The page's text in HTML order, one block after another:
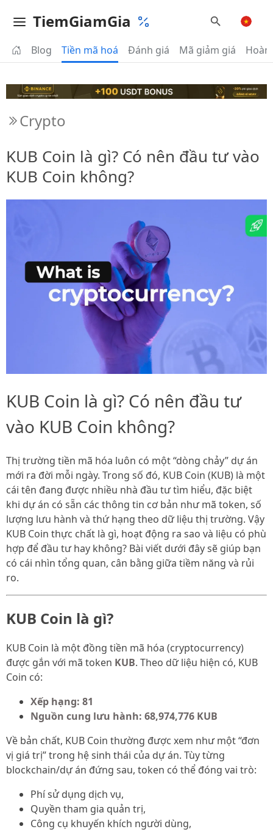
TiemGiamGia
Blog Tiền mã hoá Đánh giá Mã giảm giá
Crypto
KUB Coin là gì? Có nên đầu tư vào
KUB Coin không?
KUB Coin là gì? Có nên đầu tư
vào KUB Coin không?
Thị trường tiền mã hóa luôn có một “dòng chảy” dự án
mới ra đời mỗi ngày. Trong số đó, KUB Coin (KUB) là một
cái tên đang được nhiều nhà đầu tư tìm hiểu, đặc biệt
khi dự án có sẵn các thông tin cơ bản như mã token, số
lượng lưu hành và thứ hạng theo dữ liệu thị trường. Vậy
KUB Coin thực chất là gì, hoạt động ra sao và liệu có phù
hợp để đầu tư hay không? Bài viết dưới đây sẽ giúp bạn
có cái nhìn tổng quan, cân bằng giữa tiềm năng và rủi
ro.
KUB Coin là gì?
KUB Coin là một đồng tiền mã hóa (cryptocurrency)
được gắn với mã token KUB. Theo dữ liệu hiện có, KUB
Coin có:
Xếp hạng: 81
Nguồn cung lưu hành: 68,974,776 KUB
Về bản chất, KUB Coin thường được xem như một “đơn
vị giá trị” trong hệ sinh thái của dự án. Tùy từng
blockchain/dự án đứng sau, token có thể đóng vai trò:
Phí sử dụng dịch vụ,
Quyền tham gia quản trị,
Công cụ khuyến khích người dùng,